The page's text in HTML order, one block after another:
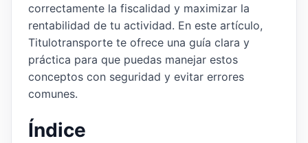
correctamente la fiscalidad y maximizar la
rentabilidad de tu actividad. En este artículo,
Titulotransporte te ofrece una guía clara y
práctica para que puedas manejar estos
conceptos con seguridad y evitar errores
comunes.
Índice